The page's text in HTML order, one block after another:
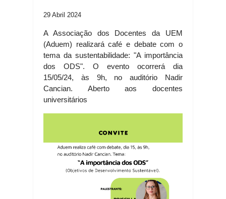
29 Abril 2024
A Associação dos Docentes da UEM
(Aduem) realizará café e debate com o
tema da sustentabilidade: "A importância
dos ODS". O evento ocorrerá dia
15/05/24, às 9h, no auditório Nadir
Cancian. Aberto aos docentes
universitários